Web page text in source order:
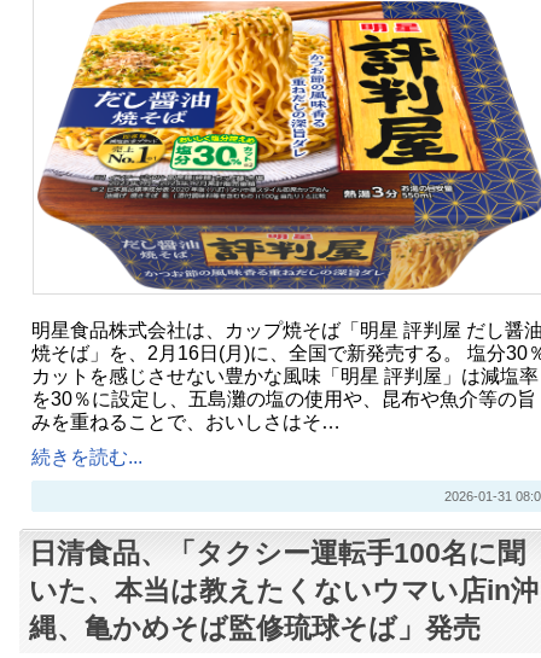
明星食品株式会社は、カップ焼そば「明星 評判屋 だし醤
焼そば」を、2月16日(月)に、全国で新発売する。 塩分30
カットを感じさせない豊かな風味「明星 評判屋」は減塩率
を30％に設定し、五島灘の塩の使用や、昆布や魚介等の旨
みを重ねることで、おいしさはそ…
続きを読む...
2026-01-31
日清食品、「タクシー運転手100名に聞
いた、本当は教えたくないウマい店in沖
縄、亀かめそば監修琉球そば」発売